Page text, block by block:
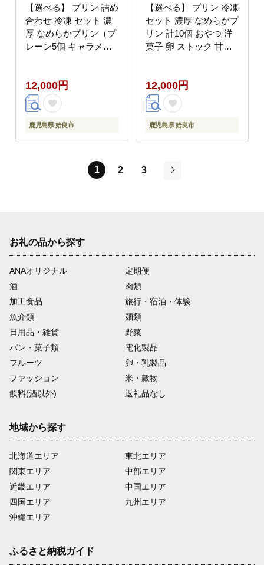
【選べる】 プリン 詰め
合わせ 冷凍 セット 濃
厚 なめらかプリン（プ
レーン5個 キャラメリ
甘味 (a529-PC)
12,000円
鹿児島県 姶良市
【選べる】 プリン 冷凍
セット 濃厚 なめらかプ
リン 計10個 おやつ 洋
菓子 卵 ストック 甘味
12,000円
鹿児島県 姶良市
1 2
3
お礼の品から探す
ANAオリジナル
定期便
酒
肉類
加工食品
旅行・宿泊・体験
魚介類
麺類
日用品・雑貨
野菜
パン・菓子類
電化製品
フルーツ
卵・乳製品
ファッション
米・穀物
飲料(酒以外)
返礼品なし
地域から探す
北海道エリア
関東エリア
近畿エリア
四国エリア
沖縄エリア
東北エリア
中部エリア
中国エリア
九州エリア
ふるさと納税ガイド